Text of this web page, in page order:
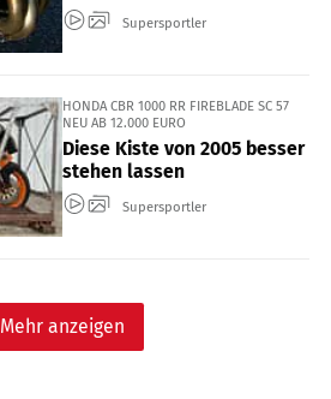
Supersportler
HONDA CBR 1000 RR FIREBLADE SC 57
NEU AB 12.000 EURO
Diese Kiste von 2005 besser
stehen lassen
Supersportler
Mehr anzeigen